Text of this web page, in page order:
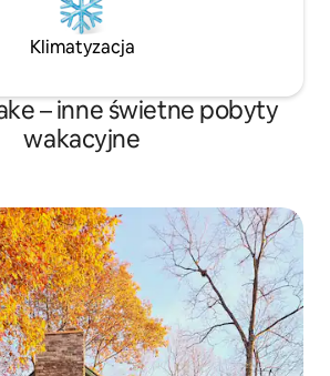
Klimatyzacja
– inne świetne pobyty
wakacyjne